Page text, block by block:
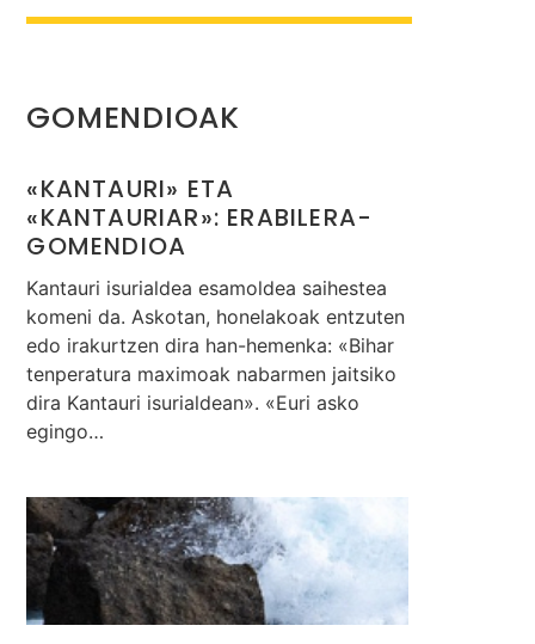
GOMENDIOAK
«KANTAURI» ETA
«KANTAURIAR»: ERABILERA-
GOMENDIOA
Kantauri isurialdea esamoldea saihestea
komeni da. Askotan, honelakoak entzuten
edo irakurtzen dira han-hemenka: «Bihar
tenperatura maximoak nabarmen jaitsiko
dira Kantauri isurialdean». «Euri asko
egingo…